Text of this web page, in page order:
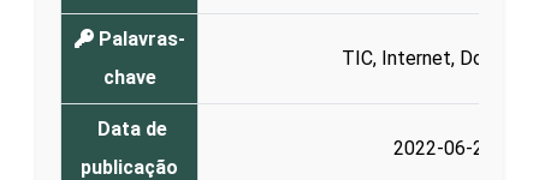
Palavras-
chave
TIC, Internet,
Data de
publicação
2022-06-21